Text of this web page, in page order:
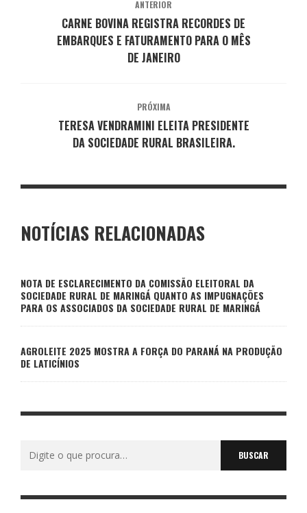
ANTERIOR
CARNE BOVINA REGISTRA RECORDES DE
EMBARQUES E FATURAMENTO PARA O MÊS
DE JANEIRO
PRÓXIMA
TERESA VENDRAMINI ELEITA PRESIDENTE
DA SOCIEDADE RURAL BRASILEIRA.
NOTÍCIAS RELACIONADAS
NOTA DE ESCLARECIMENTO DA COMISSÃO ELEITORAL DA
SOCIEDADE RURAL DE MARINGÁ QUANTO AS IMPUGNAÇÕES
PARA OS ASSOCIADOS DA SOCIEDADE RURAL DE MARINGÁ
AGROLEITE 2025 MOSTRA A FORÇA DO PARANÁ NA PRODUÇÃO
DE LATICÍNIOS